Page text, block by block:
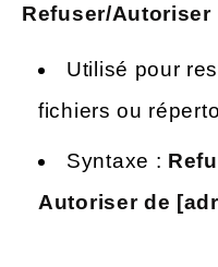
Refuser/Autoriser
Utilisé pour
fichiers ou
Syntaxe :
Autoriser de